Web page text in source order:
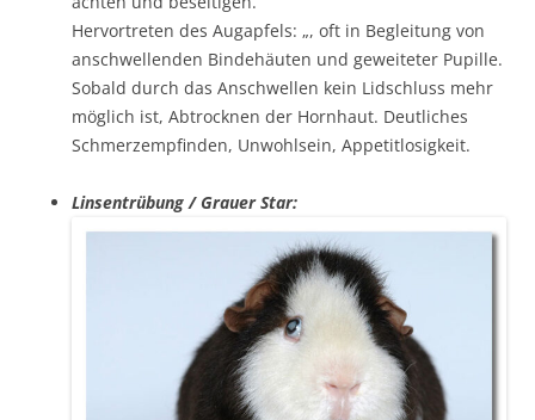
Hervortreten des Augapfels: „, oft in Begleitung von
anschwellenden Bindehäuten und geweiteter Pupille.
Sobald durch das Anschwellen kein Lidschluss mehr
möglich ist, Abtrocknen der Hornhaut. Deutliches
Schmerzempfinden, Unwohlsein, Appetitlosigkeit.
Linsentrübung / Grauer Star: